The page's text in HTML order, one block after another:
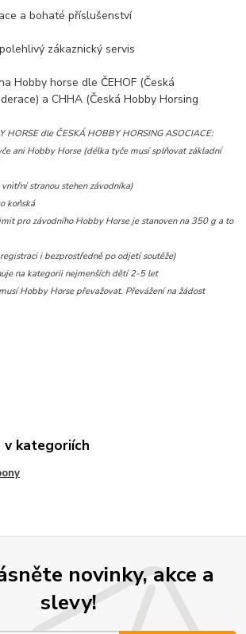
a bohaté příslušenství
zákaznický servis
Hobby horse dle ČEHOF (Česká
a CHHA (Česká Hobby Horsing
HORSE dle ČESKÁ HOBBY HORSING ASOCIACE:
ani Hobby Horse (délka tyče musí splňovat základní
stranou stehen závodníka)
koňská
pro závodního Hobby Horse je stanoven na 350 g a to
i bezprostředně po odjetí soutěže)
na kategorii nejmenších dětí 2-5 let
Hobby Horse převažovat. Převážení na žádost
v kategoriích
novinky, akce a
slevy!